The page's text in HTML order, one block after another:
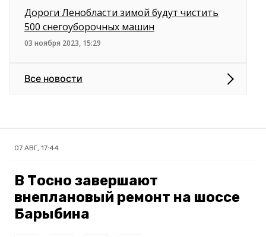
Дороги Ленобласти зимой будут чистить
500 снегоуборочных машин
03 ноября 2023, 15:29
Все новости
07 АВГ, 17:44
В Тосно завершают
внеплановый ремонт на шоссе
Барыбина